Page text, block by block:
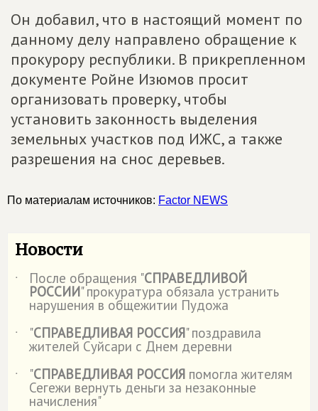
Он добавил, что в настоящий момент по
данному делу направлено обращение к
прокурору республики. В прикрепленном
документе Ройне Изюмов просит
организовать проверку, чтобы
установить законность выделения
земельных участков под ИЖС, а также
разрешения на снос деревьев.
По материалам источников: Factor NEWS
Новости
˙ После обращения "СПРАВЕДЛИВОЙ
РОССИИ" прокуратура обязала устранить
нарушения в общежитии Пудожа
˙
"СПРАВЕДЛИВАЯ РОССИЯ" поздравила
жителей Суйсари с Днем деревни
˙
"СПРАВЕДЛИВАЯ РОССИЯ помогла жителям
Сегежи вернуть деньги за незаконные
начисления"